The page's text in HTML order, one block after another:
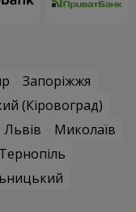
Запоріжжя
(Кіровоград)
Львів
Миколаїв
Тернопіль